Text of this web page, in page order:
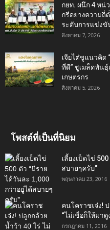
กยท. ผนึก 4 หน่
กรีดยางความถี่
ระดับการแข่ง
สิงหาคม 7, 2026
เจียไต๋ชูแนวคิด
ที่ดี” ชูเมล็ดพัน
เกษตรกร
สิงหาคม 5, 2026
โพสต์ที่เป็นที่นิยม
เลี้ยงเป็ดไข่
สบายๆครับ”
พฤษภาคม 23, 2016
คนโคราชเจ๋ง!
“ไม่เชื่อก็ให้มาดู
กรกฎาคม 11, 2016